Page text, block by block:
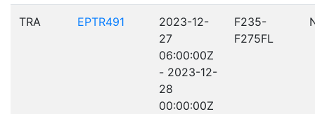
TRA EPTR491
2023-12-
27
06:00:00Z
- 2023-12-
28
00:00:00Z
F235-
F275FL